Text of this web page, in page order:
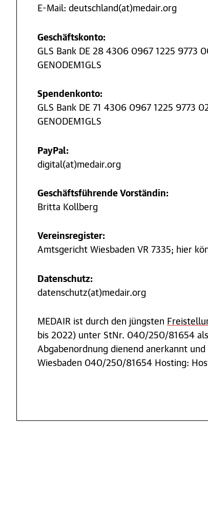
E-Mail: deutschland(at)medair.org
Geschäftskonto:
GLS Bank DE 28 4306 0967 1225 9773
GENODEM1GLS
Spendenkonto:
GLS Bank DE 71 4306 0967 1225 9773
GENODEM1GLS
PayPal:
digital(at)medair.org
Geschäftsführende Vorständin:
Britta Kollberg
Vereinsregister:
Amtsgericht Wiesbaden VR 7335; hier
Datenschutz:
datenschutz(at)medair.org
MEDAIR ist durch den jüngsten
bis 2022) unter StNr. 040/250/81654
Abgabenordnung dienend anerkannt
Wiesbaden 040/250/81654 Hosting: